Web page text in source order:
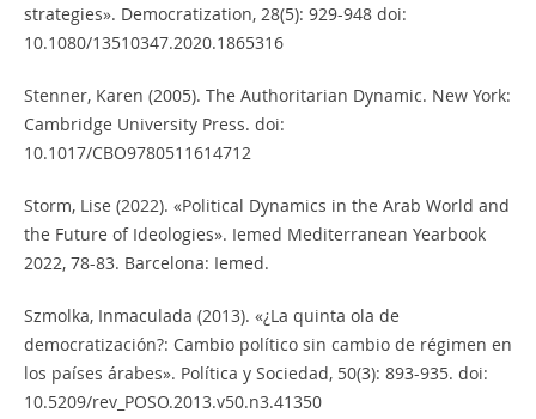
strategies». Democratization, 28(5): 929-948 doi:
10.1080/13510347.2020.1865316
Stenner, Karen (2005). The Authoritarian Dynamic. New York:
Cambridge University Press. doi:
10.1017/CBO9780511614712
Storm, Lise (2022). «Political Dynamics in the Arab World and
the Future of Ideologies». Iemed Mediterranean Yearbook
2022, 78-83. Barcelona: Iemed.
Szmolka, Inmaculada (2013). «¿La quinta ola de
democratización?: Cambio político sin cambio de régimen en
los países árabes». Política y Sociedad, 50(3): 893-935. doi:
10.5209/rev_POSO.2013.v50.n3.41350